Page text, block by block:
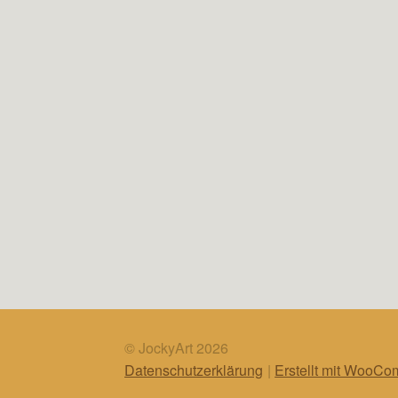
© JockyArt 2026
Datenschutzerklärung
Erstellt mit